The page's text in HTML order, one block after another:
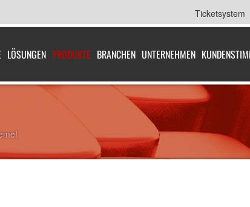
Ticketsystem
LÖSUNGEN PRODUKTE BRANCHEN UNTERNEHMEN